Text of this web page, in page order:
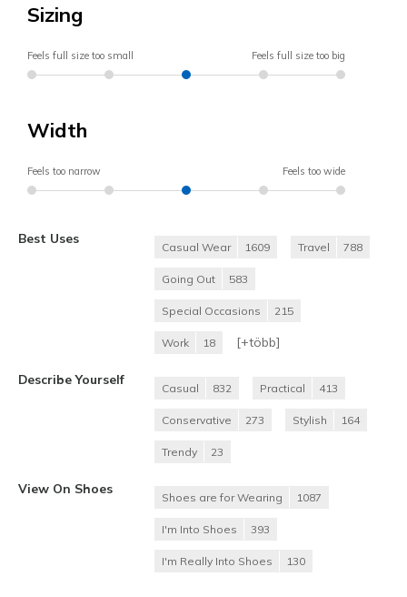
Sizing
Feels full size too small Feels full size too big
Width
Feels too narrow Feels too wide
Best Uses
Casual Wear 1609 Travel 788
Going Out 583
Special Occasions 215
Work 18 [+több]
Describe Yourself
Casual 832 Practical 413
Conservative 273 Stylish 164
Trendy 23
View On Shoes
Shoes are for Wearing 1087
I'm Into Shoes 393
I'm Really Into Shoes 130